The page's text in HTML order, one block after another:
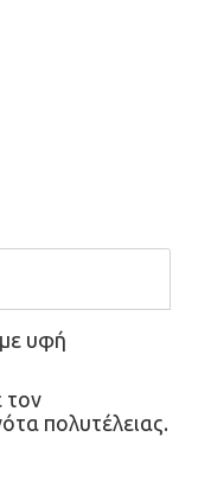
υφή
τον
πολυτέλειας.